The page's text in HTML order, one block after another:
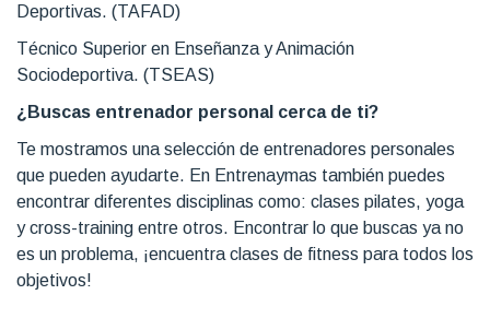
Deportivas. (TAFAD)
Técnico Superior en Enseñanza y Animación
Sociodeportiva. (TSEAS)
¿Buscas entrenador personal cerca de ti?
Te mostramos una selección de entrenadores personales
que pueden ayudarte. En Entrenaymas también puedes
encontrar diferentes disciplinas como: clases pilates, yoga
y cross-training entre otros. Encontrar lo que buscas ya no
es un problema, ¡encuentra clases de fitness para todos los
objetivos!